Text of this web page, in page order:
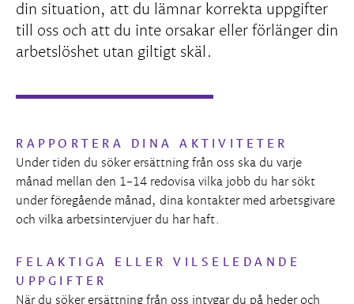
din situation, att du lämnar korrekta uppgifter
till oss och att du inte orsakar eller förlänger din
arbetslöshet utan giltigt skäl.
RAPPORTERA DINA AKTIVITETER
Under tiden du söker ersättning från oss ska du varje
månad mellan den 1–14 redovisa vilka jobb du har sökt
under föregående månad, dina kontakter med arbetsgivare
och vilka arbetsintervjuer du har haft.
FELAKTIGA ELLER VILSELEDANDE
UPPGIFTER
När du söker ersättning från oss intygar du på heder och